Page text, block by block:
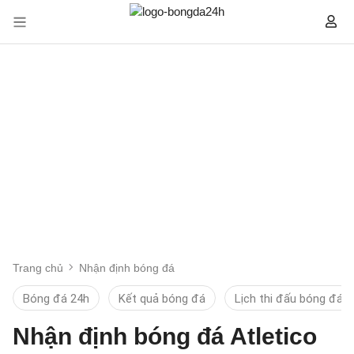
Trang chủ Nhận định bóng đá
Bóng đá 24h Kết quả bóng đá Lịch thi đấu bóng đá
Nhận định bóng đá Atletico